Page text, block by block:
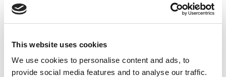
This website uses cookies
We use cookies to personalise content and ads, to
provide social media features and to analyse our traffic.
Similar articles